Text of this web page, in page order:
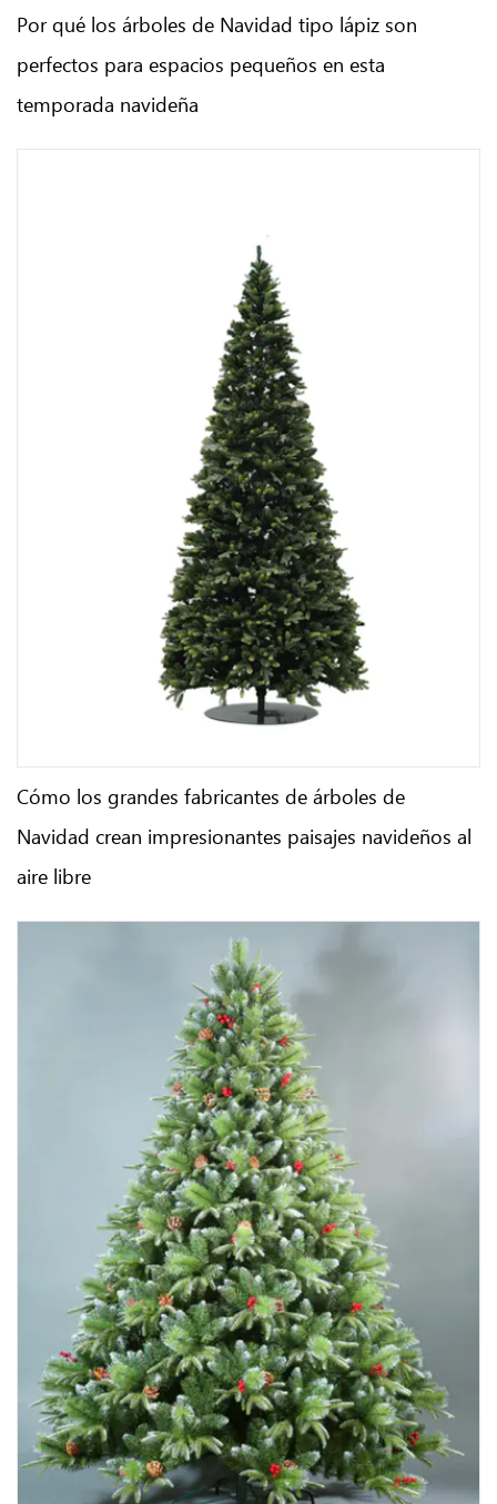
Por qué los árboles de Navidad tipo lápiz son
perfectos para espacios pequeños en esta
temporada navideña
Cómo los grandes fabricantes de árboles de
Navidad crean impresionantes paisajes navideños al
aire libre